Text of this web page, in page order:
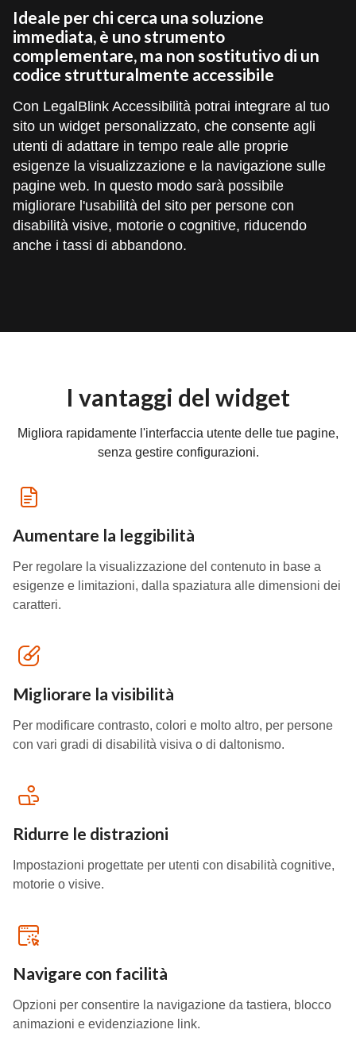
Ideale per chi cerca una soluzione
immediata, è uno strumento
complementare, ma non sostitutivo di un
codice strutturalmente accessibile
Con LegalBlink Accessibilità potrai integrare al tuo
sito un widget personalizzato, che consente agli
utenti di adattare in tempo reale alle proprie
esigenze la visualizzazione e la navigazione sulle
pagine web. In questo modo sarà possibile
migliorare l'usabilità del sito per persone con
disabilità visive, motorie o cognitive, riducendo
anche i tassi di abbandono.
I vantaggi del widget
Migliora rapidamente l'interfaccia utente delle tue pagine,
senza gestire configurazioni.
Aumentare la leggibilità
Per regolare la visualizzazione del contenuto in base a
esigenze e limitazioni, dalla spaziatura alle dimensioni dei
caratteri.
Migliorare la visibilità
Per modificare contrasto, colori e molto altro, per persone
con vari gradi di disabilità visiva o di daltonismo.
Ridurre le distrazioni
Impostazioni progettate per utenti con disabilità cognitive,
motorie o visive.
Navigare con facilità
Opzioni per consentire la navigazione da tastiera, blocco
animazioni e evidenziazione link.